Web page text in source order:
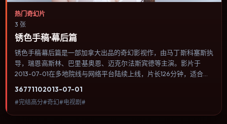
热门奇幻片
3 张
锈色手稿·幕后篇
锈色手稿·幕后篇是一部加拿大出品的奇幻影视作，由马丁·斯科塞斯执
导，瑞恩·高斯林、巴里·基奥恩、迈克尔·法斯宾德等主演。影片于
2013-07-01在多地院线与网络平台陆续上线，片长126分钟，适合喜
与情节推进，节奏与视听语言统一，可作为休闲观影或类型片补片的
选择。
36771102013-07-01
#完结高分#奇幻#电视剧#